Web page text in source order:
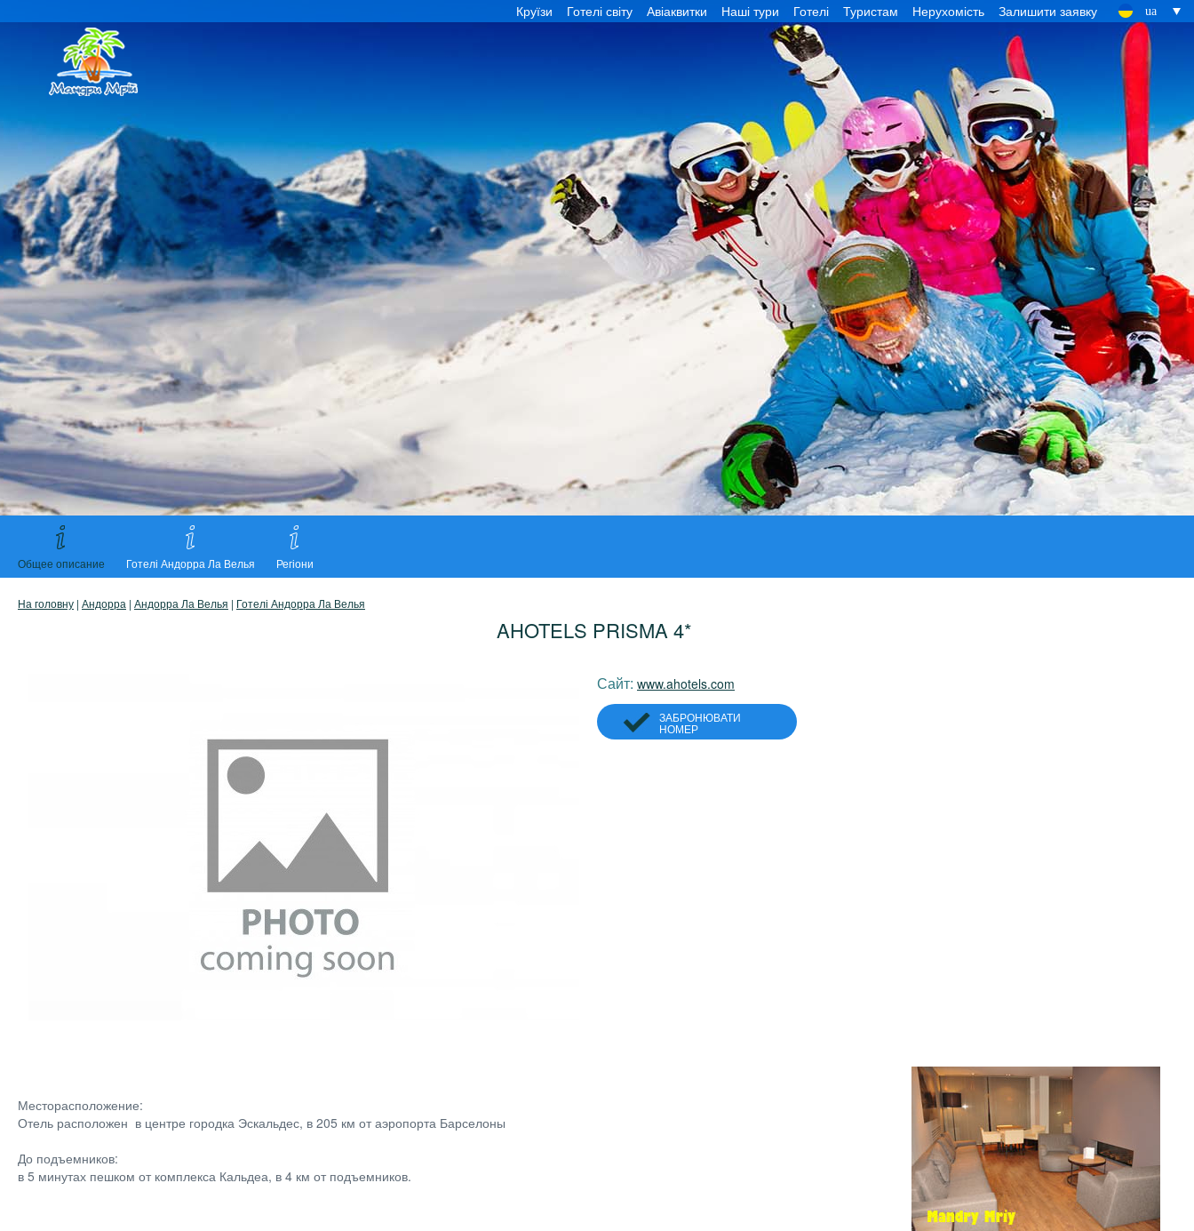
Круїзи Готелі світу Авіаквитки Наші тури Готелі Туристам Нерухомість Залишити заявку ua
Общее описание Готелі Андорра Ла Велья Регіони
На головну | Андорра | Андорра Ла Велья | Готелі Андорра Ла Велья
AHOTELS PRISMA 4*
Сайт: www.ahotels.com
ЗАБРОНЮВАТИ
НОМЕР
Месторасположение:
Отель расположен в центре городка Эскальдес, в 205 км от аэропорта Барселоны
До подъемников:
в 5 минутах пешком от комплекса Кальдеа, в 4 км от подъемников.